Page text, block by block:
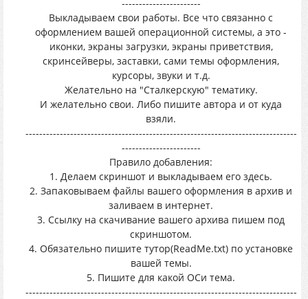
-----------------------
Выкладываем свои работы. Все что связанно с
оформлением вашей операционной системы, а это -
иконки, экраны загрузки, экраны приветствия,
скринсейверы, заставки, сами темы оформления,
курсоры, звуки и т.д.
Желательно на "Сталкерскую" тематику.
И желательно свои. Либо пишите автора и от куда
взяли.
-------------------------------------------------------------------------------
-----------------------
Правило добавления:
1. Делаем скриншот и выкладываем его здесь.
2. Запаковываем файлы вашего оформления в архив и
заливаем в интернет.
3. Ссылку на скачивание вашего архива пишем под
скриншотом.
4. Обязательно пишите тутор(ReadMe.txt) по установке
вашей темы.
5. Пишите для какой ОСи тема.
-------------------------------------------------------------------------------